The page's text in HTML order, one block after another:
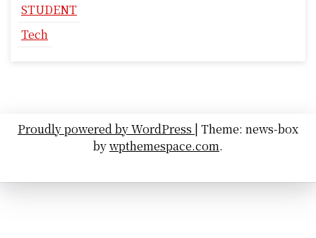
STUDENT
Tech
Proudly powered by WordPress | Theme: news-box
bywpthemespace.com.